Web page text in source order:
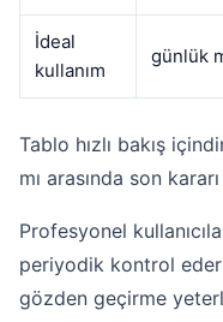
İdeal
kullanım
günlük
Tablo hızlı bakış
mı arasında son
Profesyonel
periyodik kontrol eder;
gözden geçirme